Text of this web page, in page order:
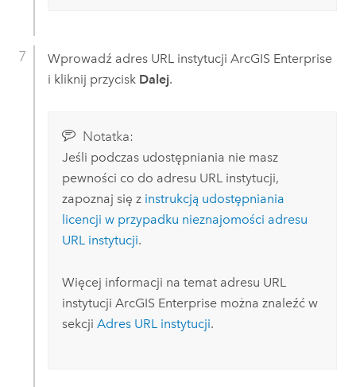
Wprowadź adres URL instytucji ArcGIS Enterprise
i kliknij przycisk Dalej.
Notatka:
Jeśli podczas udostępniania nie masz
pewności co do adresu URL instytucji,
zapoznaj się z instrukcją udostępniania
licencji w przypadku nieznajomości adresu
URL instytucji.
Więcej informacji na temat adresu URL
instytucji ArcGIS Enterprisemożna znaleźć w
sekcji Adres URL instytucji.